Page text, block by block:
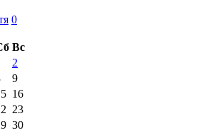
0
Вс
2
9
16
23
30